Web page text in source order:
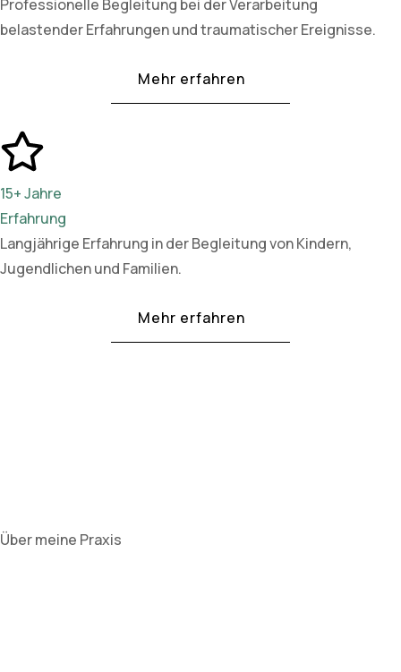
Professionelle Begleitung bei der Verarbeitung
belastender Erfahrungen und traumatischer Ereignisse.
Mehr erfahren
15+ Jahre
Erfahrung
Langjährige Erfahrung in der Begleitung von Kindern,
Jugendlichen und Familien.
Mehr erfahren
Über meine Praxis